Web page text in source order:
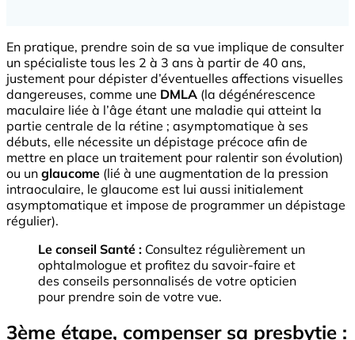
En pratique, prendre soin de sa vue implique de consulter
un spécialiste tous les 2 à 3 ans à partir de 40 ans,
justement pour dépister d’éventuelles affections visuelles
dangereuses, comme une DMLA (la dégénérescence
maculaire liée à l’âge étant une maladie qui atteint la
partie centrale de la rétine ; asymptomatique à ses
débuts, elle nécessite un dépistage précoce afin de
mettre en place un traitement pour ralentir son évolution)
ou un glaucome (lié à une augmentation de la pression
intraoculaire, le glaucome est lui aussi initialement
asymptomatique et impose de programmer un dépistage
régulier).
Le conseil Santé : Consultez régulièrement un
ophtalmologue et profitez du savoir-faire et
des conseils personnalisés de votre opticien
pour prendre soin de votre vue.
3ème étape, compenser sa presbytie :